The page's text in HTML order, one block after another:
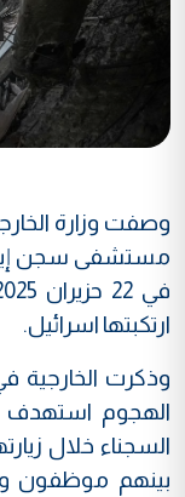
وصفت وزارة
مستشفى سجن
ارتكبتها اسرائيل.
وذكرت الخارجية
الهجوم استهدف
السجناء خلال
بينهم موظفون